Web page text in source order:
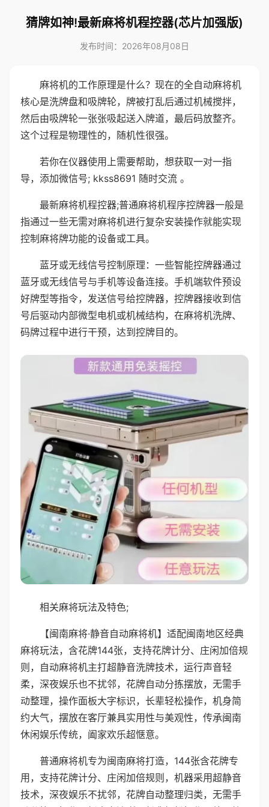
猜牌如神!最新麻将机程控器(芯片加强版)
发布时间：2026年08月08日
麻将机的工作原理是什么？现在的全自动麻将机
核心是洗牌盘和吸牌轮，牌被打乱后通过机械搅拌，
然后由吸牌轮一张张吸起送入牌道，最后码放整齐。
这个过程是物理性的，随机性很强。
若你在仪器使用上需要帮助，想获取一对一指
导，添加微信号; kkss8691 随时交流 。
最新麻将机程控器;普通麻将机程序控牌器一般是
指通过一些无需对麻将机进行复杂安装操作就能实现
控制麻将牌功能的设备或工具。
蓝牙或无线信号控制原理：一些智能控牌器通过
蓝牙或无线信号与手机等设备连接。手机端软件预设
好牌型等指令，发送信号给控牌器，控牌器接收到信
号后驱动内部微型电机或机械结构，在麻将机洗牌、
码牌过程中进行干预，达到控牌目的。
相关麻将玩法及特色;
【闽南麻将·静音自动麻将机】适配闽南地区经典
麻将玩法，含花牌144张，支持花牌计分、庄闲加倍规
则，自动麻将机主打超静音洗牌技术，运行声音轻
柔，深夜娱乐也不扰邻，花牌自动分拣摆放，无需手
动整理，操作面板大字标识，长辈轻松操作，机身简
约大气，摆放在客厅兼具实用性与美观性，传承闽南
休闲娱乐传统，阖家欢乐超惬意。
普通麻将机专为闽南麻将打造，144张含花牌专
用，支持花牌计分、庄闲加倍规则，机器采用超静音
技术，深夜娱乐不扰邻，花牌自动整理归类，无需手